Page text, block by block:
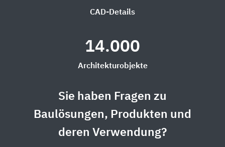
CAD-Details
14.000
Architekturobjekte
Sie haben Fragen zu
Baulösungen, Produkten und
deren Verwendung?